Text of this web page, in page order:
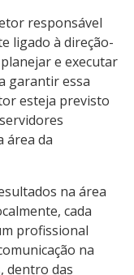
responsável
ligado à direção-
e executar
garantir essa
esteja previsto
área da
na área
cada
profissional
na
dentro das